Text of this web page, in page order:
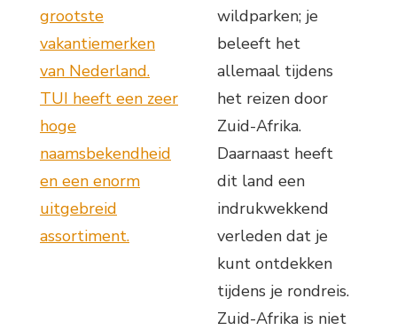
grootste
vakantiemerken
van Nederland.
TUI heeft een zeer
hoge
naamsbekendheid
en een enorm
uitgebreid
assortiment.
wildparken; je
beleeft het
allemaal tijdens
het reizen door
Zuid-Afrika.
Daarnaast heeft
dit land een
indrukwekkend
verleden dat je
kunt ontdekken
tijdens je rondreis.
Zuid-Afrika is niet